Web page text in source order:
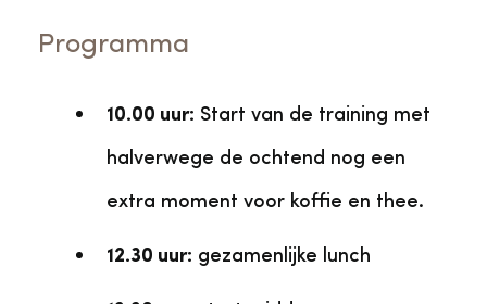
Programma
10.00 uur: Start van de training met
halverwege de ochtend nog een
extra moment voor koffie en thee.
12.30 uur: gezamenlijke lunch